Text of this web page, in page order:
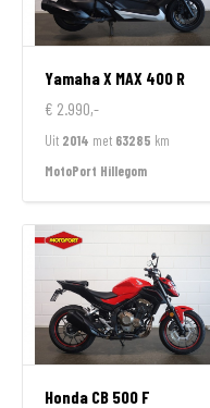
YamahaX MAX 400 R
€ 2.990,-
Uit 2014 met 63285 km
MotoPort Hillegom
Honda CB 500 F